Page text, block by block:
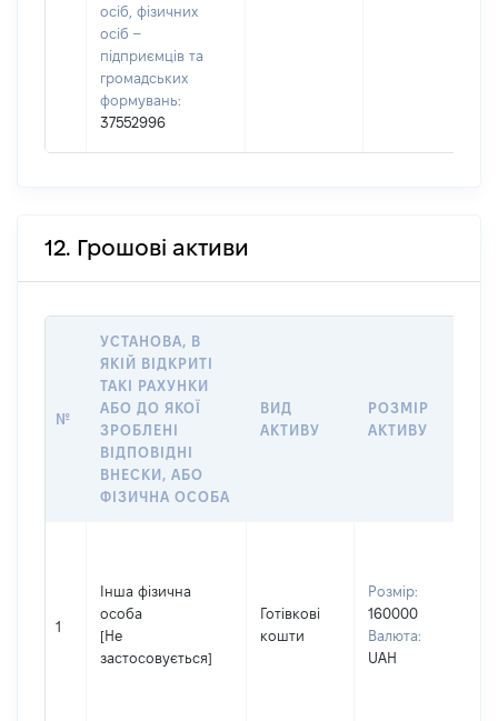
осіб, фізичних
осіб –
підприємців та
громадських
формувань:
37552996
12. Грошові активи
№
УСТАНОВА, В
ЯКІЙ ВІДКРИТІ
ТАКІ РАХУНКИ
АБО ДО ЯКОЇ
ЗРОБЛЕНІ
ВІДПОВІДНІ
ВНЕСКИ, АБО
ФІЗИЧНА ОСОБА
ВИД
АКТИВУ
РОЗМІР
АКТИВУ
1
Інша фізична
особа
[Не
застосовується]
Готівкові
кошти
Розмір:
160000
Валюта:
UAH